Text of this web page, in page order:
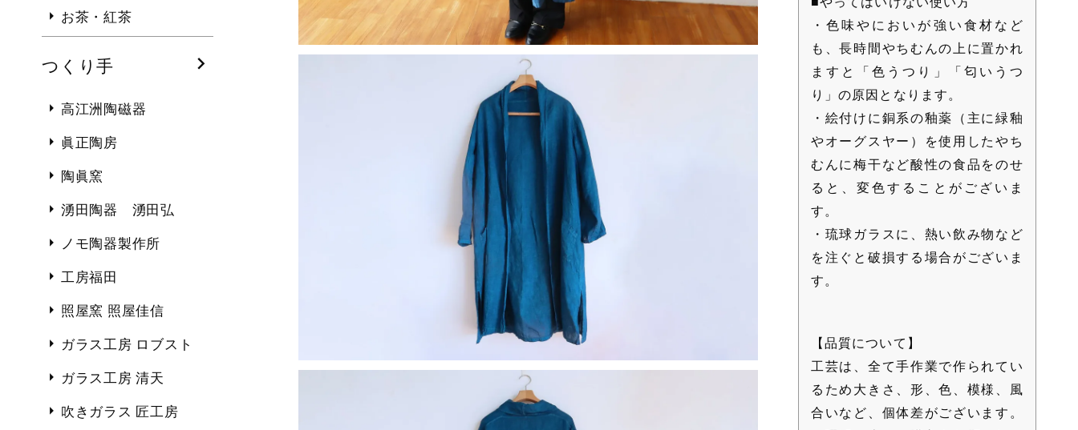
お茶・紅茶
つくり手
高江洲陶磁器
眞正陶房
陶眞窯
湧田陶器 湧田弘
ノモ陶器製作所
工房福田
照屋窯 照屋佳信
ガラス工房 ロブスト
ガラス工房 清天
吹きガラス 匠工房
・色味やにおいが強い食材など
も、長時間やちむんの上に置かれ
ますと「色うつり」「匂いうつ
り」の原因となります。
・絵付けに銅系の釉薬（主に緑釉
やオーグスヤー）を使用したやち
むんに梅干など酸性の食品をのせ
ると、変色することがございま
す。
・琉球ガラスに、熱い飲み物など
を注ぐと破損する場合がございま
す。
【品質について】
工芸は、全て手作業で作られてい
るため大きさ、形、色、模様、風
合いなど、個体差がございます。